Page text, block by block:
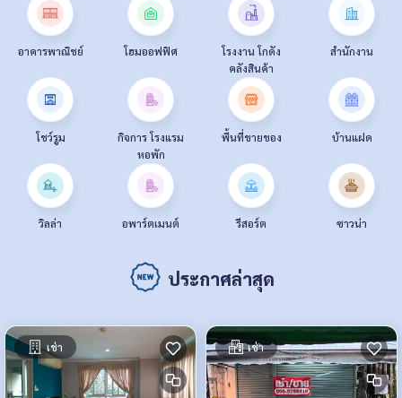
อาคารพาณิชย์ โฮมออฟฟิศ
โรงงาน โกดัง
คลังสินค้า
สำนักงาน
โชว์รูม
กิจการ โรงแรม
หอพัก
พื้นที่ขายของ บ้านแฝด
วิลล่า อพาร์ตเมนต์ รีสอร์ต ซาวน่า
ประกาศล่าสุด
เช่า เช่า